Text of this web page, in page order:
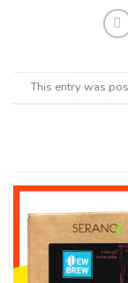
This entry was